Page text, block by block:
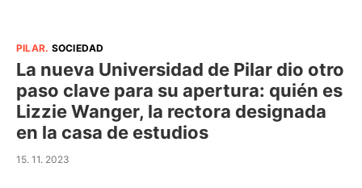
PILAR. SOCIEDAD
La nueva Universidad de Pilar dio otro
paso clave para su apertura: quién es
Lizzie Wanger, la rectora designada
en la casa de estudios
15. 11. 2023